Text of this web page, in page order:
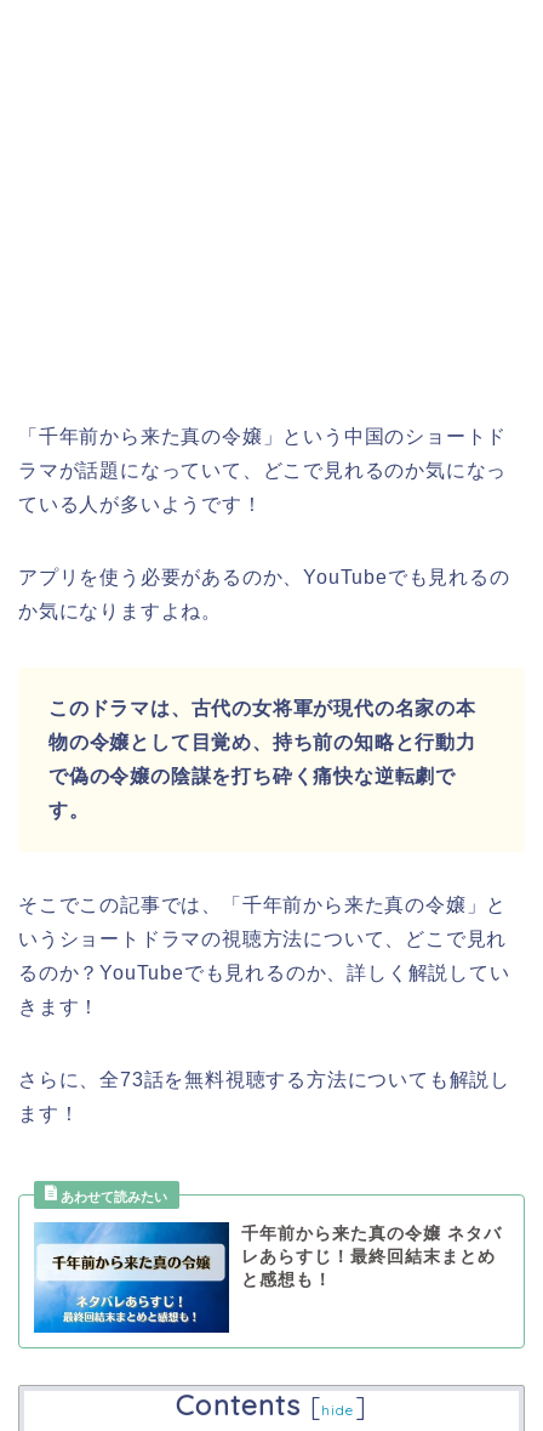
「千年前から来た真の令嬢」という中国のショートド
ラマが話題になっていて、どこで見れるのか気になっ
ている人が多いようです！
アプリを使う必要があるのか、YouTubeでも見れるの
か気になりますよね。
このドラマは、古代の女将軍が現代の名家の本
物の令嬢として目覚め、持ち前の知略と行動力
で偽の令嬢の陰謀を打ち砕く痛快な逆転劇で
す。
そこでこの記事では、「千年前から来た真の令嬢」と
いうショートドラマの視聴方法について、どこで見れ
るのか？YouTubeでも見れるのか、詳しく解説してい
きます！
さらに、全73話を無料視聴する方法についても解説し
ます！
千年前から来た真の令嬢 ネタバ
レあらすじ！最終回結末まとめ
と感想も！
Contents [hide ]